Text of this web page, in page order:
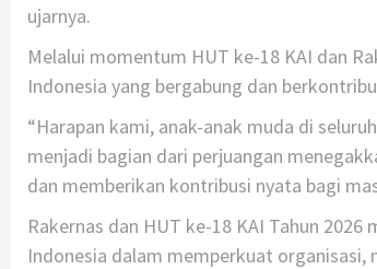
ujarnya.
Melalui momentum HUT ke-18 KAI dan
Indonesia yang bergabung dan
“Harapan kami, anak-anak muda di
menjadi bagian dari perjuangan
dan memberikan kontribusi nyata bagi
Rakernas dan HUT ke-18 KAI Tahun
Indonesia dalam memperkuat